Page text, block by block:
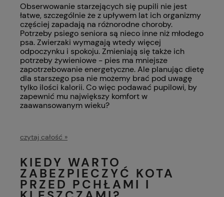
Obserwowanie starzejących się pupili nie jest
łatwe, szczególnie że z upływem lat ich organizmy
częściej zapadają na różnorodne choroby.
Potrzeby psiego seniora są nieco inne niż młodego
psa. Zwierzaki wymagają wtedy więcej
odpoczynku i spokoju. Zmieniają się także ich
potrzeby żywieniowe - pies ma mniejsze
zapotrzebowanie energetyczne. Ale planując dietę
dla starszego psa nie możemy brać pod uwagę
tylko ilości kalorii. Co więc podawać pupilowi, by
zapewnić mu największy komfort w
zaawansowanym wieku?
czytaj całość »
KIEDY WARTO
ZABEZPIECZYĆ KOTA
PRZED PCHŁAMI I